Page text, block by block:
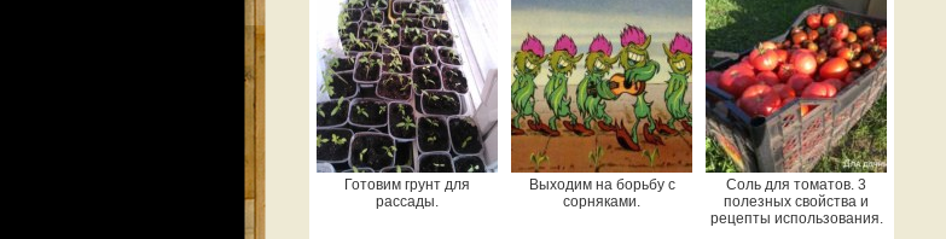
Готовим грунт для
рассады.
Выходим на борьбу с
сорняками.
Соль для томатов. 3
полезных свойства и
рецепты использования.